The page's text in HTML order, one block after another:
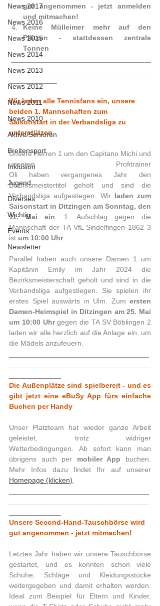
News 2017
News 2016
News 2015
News 2014
News 2013
News 2012
News 2011
News 2010
Aktive/Senioren
Breitensport
Inklusion
Jugend
Diverses
Wichtig
Events
Newsletter
gut angenommen - jetzt anmelden
und mitmachen!
Keine Mülleimer mehr auf den
Plätzen - stattdessen zentrale
Tonnen
___________________________________
___________________________________
Wir laden alle Tennisfans ein, unsere
beiden 1. Mannschaften zum
Saisonstart in der Verbandsliga zu
unterstützen
Unsere Herren 1 um den Capitano Michi und
unseren Profitrainer
Oli haben vergangenes Jahr den
Bezirksmeistertitel geholt und sind die
Verbandsliga aufgestiegen. Wir laden zum
Saisonstart in Ditzingen am Sonntag, den
11. Mai ein . 1. Aufschlag gegen die
Mannschaft der TA VfL Sindelfingen 1862 3
ist um 10:00 Uhr.
Parallel haben auch unsere Damen 1 um
Kapitänin Emily im Jahr 2024 die
Bezirksmeisterschaft geholt und sind in die
Verbandsliga aufgestiegen. Sie spielen ihr
erstes Spiel auswärts in Ulm. Zum ersten
Damen-Heimspiel in Ditzingen am 25. Mai
um 10:00 Uhr gegen die TA SV Böblingen 2
laden wir alle herzlich auf die Anlage ein, um
die Mädels anzufeuern.
Die Außenplätze sind spielbereit - und es
gibt jetzt eine eBuSy App fürs einfache
Buchen per Handy
Unser Platzteam hat wieder ganze Arbeit
geleistet, trotz widriger
Wetterbedingungen. Ab sofort kann man
übrigens auch per mobiler App buchen.
Homepage (klicken)
Unsere Second-Hand-Tauschbörse wird
gut angenommen - jetzt mitmachen!
Letztes Jahr haben wir unsere Tauschbörse
gestartet, und es konnten schon viele
Schuhe, Schläge und Kleidungsstücke
weitergegeben und damit erhalten werden.
Ideal zum Beispiel für Eltern und Kinder,